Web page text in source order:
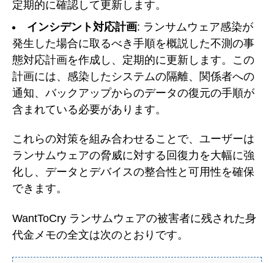
定期的に確認して更新します。
インシデント対応計画: ランサムウェア感染が
発生した場合に取るべき手順を概説した不測の事
態対応計画を作成し、定期的に更新します。この
計画には、感染したシステムの隔離、関係者への
通知、バックアップからのデータの復元の手順が
含まれている必要があります。
これらの対策を組み合わせることで、ユーザーは
ランサムウェアの脅威に対する回復力を大幅に強
化し、データとデバイスの整合性と可用性を確保
できます。
WantToCry ランサムウェアの被害者に残された身
代金メモの全文は次のとおりです。